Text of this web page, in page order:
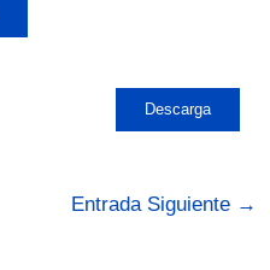
Descarga
Entrada Siguiente →